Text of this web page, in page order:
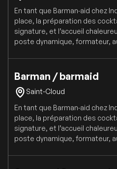
En tant que Barman·aid chez
place, la préparation des
signature, et l’accueil
poste dynamique, formateur,
Barman / barmaid
Saint-Cloud
En tant que Barman·aid chez
place, la préparation des
signature, et l’accueil
poste dynamique, formateur,